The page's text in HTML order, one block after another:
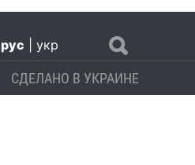
рус укр
СДЕЛАНО В УКРАИНЕ